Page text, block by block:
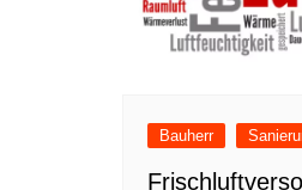
Bauherr